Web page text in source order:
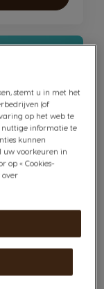
stemt u in met het
(of
op het web te
nuttige informatie te
kunnen
uw voorkeuren in
op « Cookies-
over